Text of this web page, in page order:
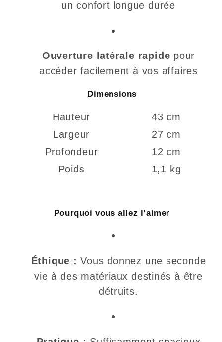
un confort longue durée
Ouverture latérale rapide pour
accéder facilement à vos affaires
Dimensions
Hauteur
43 cm
Largeur
27 cm
Profondeur
12 cm
Poids
1,1 kg
Pourquoi vous allez l’aimer
Éthique : Vous donnez une seconde
vie à des matériaux destinés à être
détruits.